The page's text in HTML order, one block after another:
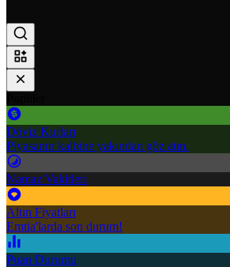
Döviz Kurları
Piyasanın kalbine yakından göz atın.
Namaz Vakitleri
Altın Fiyatları
Emtia'larda son durum!
Puan Durumu